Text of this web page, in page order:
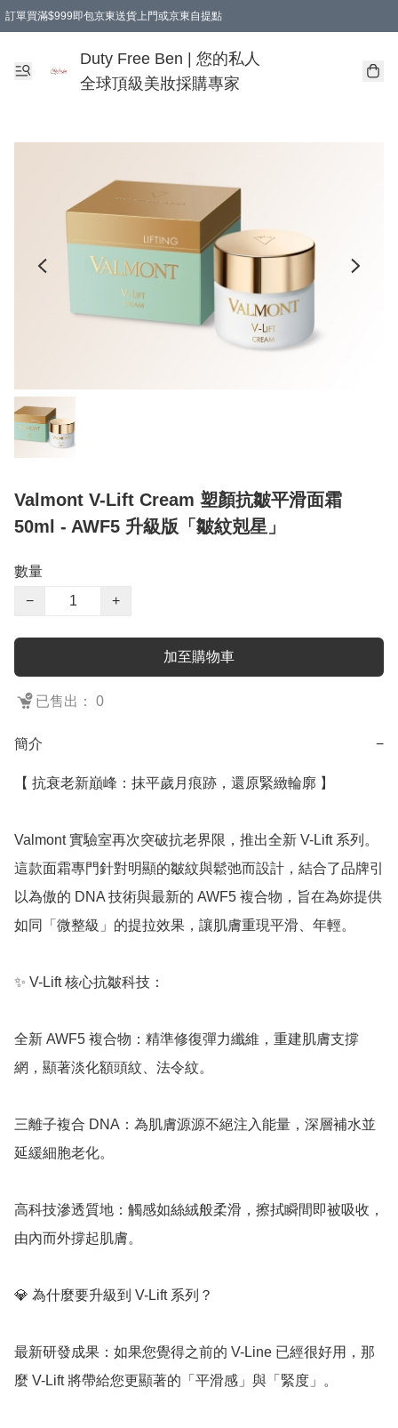
訂單買滿$999即包京東送貨上門或京東自提點
Duty Free Ben | 您的私人
全球頂級美妝採購專家
Valmont V-Lift Cream 塑顏抗皺平滑面霜
50ml - AWF5 升級版「皺紋剋星」
數量
−
+
加至購物車
已售出： 0
簡介 −
【 抗衰老新巔峰：抹平歲月痕跡，還原緊緻輪廓 】
Valmont 實驗室再次突破抗老界限，推出全新 V-Lift 系列。
這款面霜專門針對明顯的皺紋與鬆弛而設計，結合了品牌引
以為傲的 DNA 技術與最新的 AWF5 複合物，旨在為妳提供
如同「微整級」的提拉效果，讓肌膚重現平滑、年輕。
✨ V-Lift 核心抗皺科技：
全新 AWF5 複合物：精準修復彈力纖維，重建肌膚支撐
網，顯著淡化額頭紋、法令紋。
三離子複合 DNA：為肌膚源源不絕注入能量，深層補水並
延緩細胞老化。
高科技滲透質地：觸感如絲絨般柔滑，擦拭瞬間即被吸收，
由內而外撐起肌膚。
💎 為什麼要升級到 V-Lift 系列？
最新研發成果：如果您覺得之前的 V-Line 已經很好用，那
麼 V-Lift 將帶給您更顯著的「平滑感」與「緊度」。